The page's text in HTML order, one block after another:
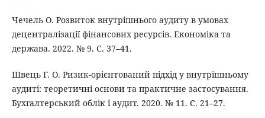
Чечель О. Розвиток внутрішнього аудиту в умовах
децентралізації фінансових ресурсів. Економіка та
держава. 2022. № 9. С. 37–41.
Швець Г. О. Ризик-орієнтований підхід у внутрішньому
аудиті: теоретичні основи та практичне застосування.
Бухгалтерський облік і аудит. 2020. № 11. С. 21–27.